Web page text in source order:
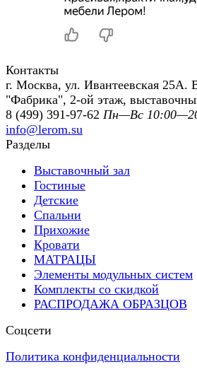
Контакты
г. Москва, ул. Ивантеевская 25А.
"Фабрика", 2-ой этаж,
8 (499) 391-97-62 Пн—Вс
info@lerom.su
Разделы
Выставочный зал
Гостиные
Детские
Спальни
Прихожие
Кровати
МАТРАЦЫ
Элементы модульных систем
Комплекты со скидкой
РАСПРОДАЖА ОБРАЗЦОВ
Соцсети
Политика конфиденциальности